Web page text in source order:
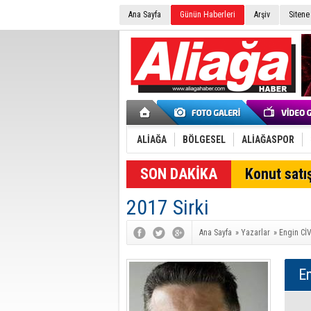
Ana Sayfa Günün Haberleri Arşiv
ALİAĞA BÖLGESEL ALİAĞASPOR
Konut
2017 Sirki
Ana Sayfa » Yazarlar » Engin